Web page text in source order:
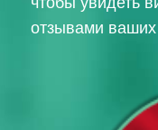
отзывами ваших